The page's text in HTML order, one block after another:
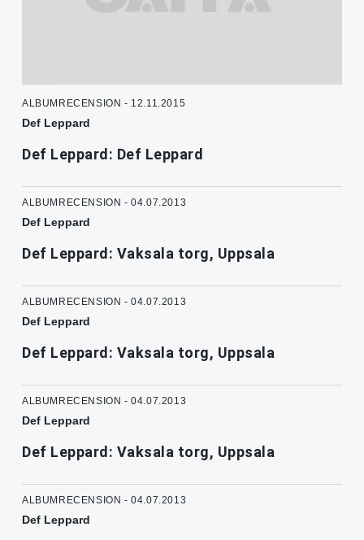
ALBUMRECENSION - 12.11.2015
Def Leppard
Def Leppard: Def Leppard
ALBUMRECENSION - 04.07.2013
Def Leppard
Def Leppard: Vaksala torg, Uppsala
ALBUMRECENSION - 04.07.2013
Def Leppard
Def Leppard: Vaksala torg, Uppsala
ALBUMRECENSION - 04.07.2013
Def Leppard
Def Leppard: Vaksala torg, Uppsala
ALBUMRECENSION - 04.07.2013
Def Leppard